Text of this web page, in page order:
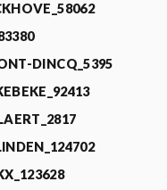
DINCQ_5395